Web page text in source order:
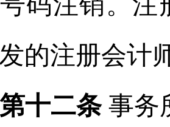
的注册会计
第十二条事务